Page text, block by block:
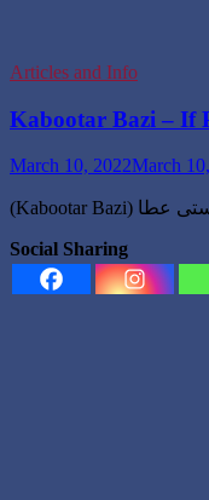
Articles and Info
Kabootar Bazi – If
March 10, 2022March
Social Sharing